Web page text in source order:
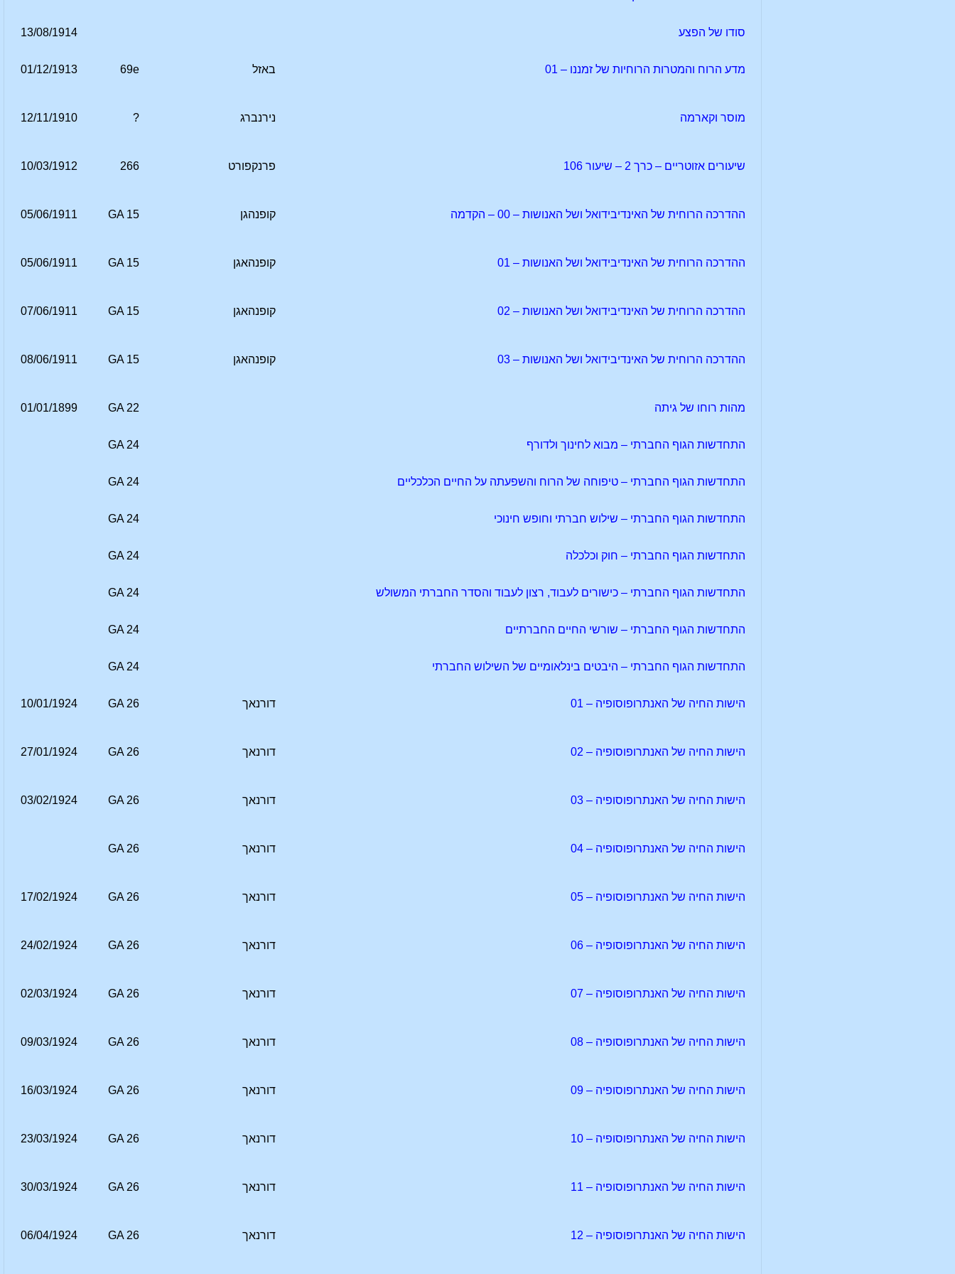
סודו של הפצע 13/08/1914
מדע הרוח והמטרות הרוחיות של זמננו – 01 באזל 69e
01/12/1913
מוסר וקארמה נירנברג ?
12/11/1910
שיעורים אזוטריים – כרך 2 – שיעור 106 פרנקפורט 266
10/03/1912
ההדרכה הרוחית של האינדיבידואל ושל האנושות – 00 – הקדמה קופנהגן GA 15
05/06/1911
ההדרכה הרוחית של האינדיבידואל ושל האנושות – 01 קופנהאגן GA 15
05/06/1911
ההדרכה הרוחית של האינדיבידואל ושל האנושות – 02 קופנהאגן GA 15
07/06/1911
ההדרכה הרוחית של האינדיבידואל ושל האנושות – 03 קופנהאגן GA 15
08/06/1911
מהות רוחו של גיתה GA 22
01/01/1899
התחדשות הגוף החברתי – מבוא לחינוך ולדורף GA 24
התחדשות הגוף החברתי – טיפוחה של הרוח והשפעתה על החיים הכלכליים GA 24
התחדשות הגוף החברתי – שילוש חברתי וחופש חינוכי GA 24
התחדשות הגוף החברתי – חוק וכלכלה GA 24
התחדשות הגוף החברתי – כישורים לעבוד, רצון לעבוד והסדר החברתי המשולש GA 24
התחדשות הגוף החברתי – שורשי החיים החברתיים GA 24
התחדשות הגוף החברתי – היבטים בינלאומיים של השילוש החברתי GA 24
הישות החיה של האנתרופוסופיה – 01 דורנאך GA 26
10/01/1924
הישות החיה של האנתרופוסופיה – 02 דורנאך GA 26
27/01/1924
הישות החיה של האנתרופוסופיה – 03 דורנאך GA 26
03/02/1924
הישות החיה של האנתרופוסופיה – 04 דורנאך GA 26
הישות החיה של האנתרופוסופיה – 05 דורנאך GA 26
17/02/1924
הישות החיה של האנתרופוסופיה – 06 דורנאך GA 26
24/02/1924
הישות החיה של האנתרופוסופיה – 07 דורנאך GA 26
02/03/1924
הישות החיה של האנתרופוסופיה – 08 דורנאך GA 26
09/03/1924
הישות החיה של האנתרופוסופיה – 09 דורנאך GA 26
16/03/1924
הישות החיה של האנתרופוסופיה – 10 דורנאך GA 26
23/03/1924
הישות החיה של האנתרופוסופיה – 11 דורנאך GA 26
30/03/1924
הישות החיה של האנתרופוסופיה – 12 דורנאך GA 26
06/04/1924